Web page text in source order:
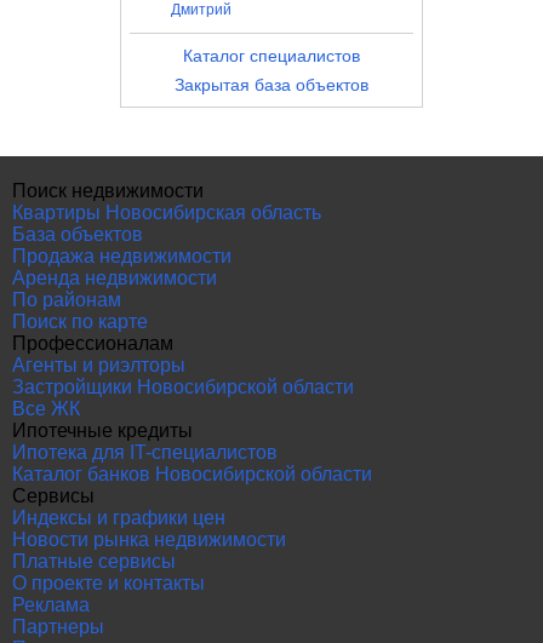
Дмитрий
Каталог специалистов
Закрытая база объектов
Поиск недвижимости
Квартиры Новосибирская область
База объектов
Продажа недвижимости
Аренда недвижимости
По районам
Поиск по карте
Профессионалам
Агенты и риэлторы
Застройщики Новосибирской области
Все ЖК
Ипотечные кредиты
Ипотека для IT-специалистов
Каталог банков Новосибирской области
Сервисы
Индексы и графики цен
Новости рынка недвижимости
Платные сервисы
О проекте и контакты
Реклама
Партнеры